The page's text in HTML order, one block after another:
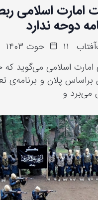
امارت اسلامی
دوحه ندارد
۱۱ حوت ۱۴۰۳
اسلامی می‌گوید
براساس پلان و برنامه‌ی
می‌برد و